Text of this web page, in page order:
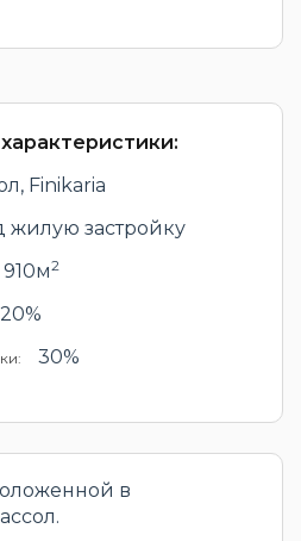
Finikaria
жилую застройку
910м2
20%
30%
в